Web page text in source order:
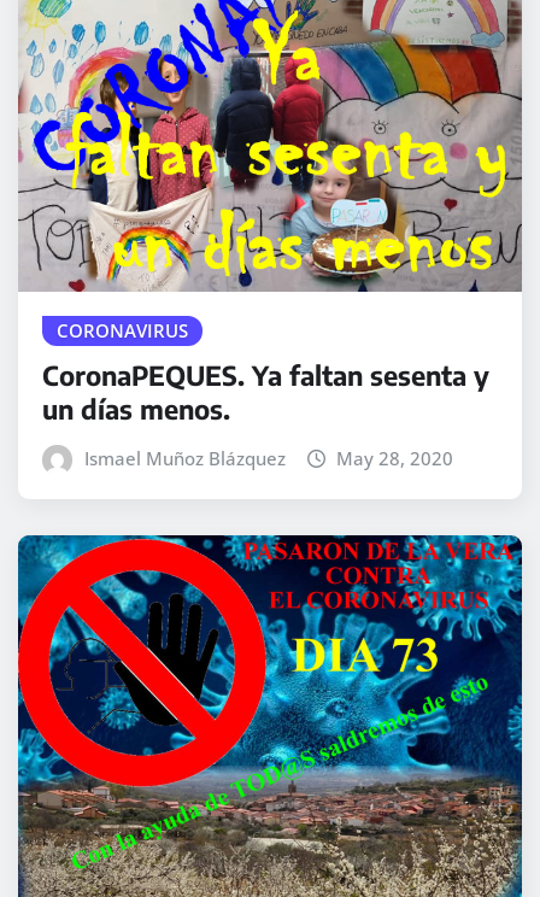
CORONAVIRUS
CoronaPEQUES. Ya faltan sesenta y
un días menos.
Ismael Muñoz Blázquez May 28, 2020